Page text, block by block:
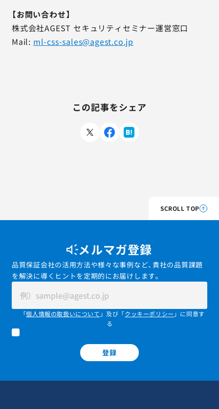
【お問い合わせ】
株式会社AGEST セキュリティセミナー運営窓口
Mail: ml-css-sales@agest.co.jp
この記事をシェア
SCROLL TOP
メルマガ登録
品質保証会社の活用方法や様々な事例など、貴社の品質課題
を解決に導くヒントを定期的にお届けします。
「個人情報の取扱いについて 」及び「クッキーポリシー 」に同意す
る
登録